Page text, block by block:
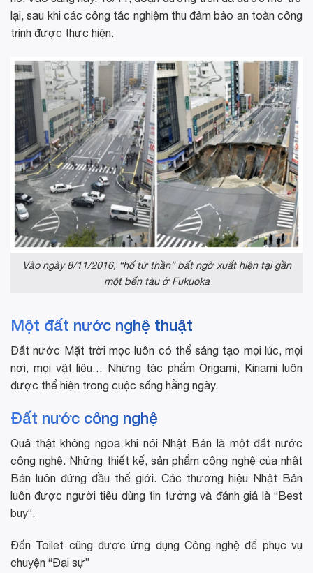
lại, sau khi các công tác nghiệm thu đảm bảo an toàn công
trình được thực hiện.
Vào ngày 8/11/2016, “hố tử thần” bất ngờ xuất hiện tại gần
một bến tàu ở Fukuoka
Một đất nước nghệ thuật
Đất nước Mặt trời mọc luôn có thể sáng tạo mọi lúc, mọi
nơi, mọi vật liêu… Những tác phẩm Origami, Kiriami luôn
được thể hiện trong cuộc sống hằng ngày.
Đất nước công nghệ
Quả thật không ngoa khi nói Nhật Bản là một đất nước
công nghệ. Những thiết kế, sản phẩm công nghệ của nhật
Bản luôn đứng đầu thế giới. Các thương hiệu Nhật Bản
luôn được người tiêu dùng tin tưởng và đánh giá là “Best
buy“.
Đến Toilet cũng được ứng dụng Công nghệ để phục vụ
chuyện “Đại sự”